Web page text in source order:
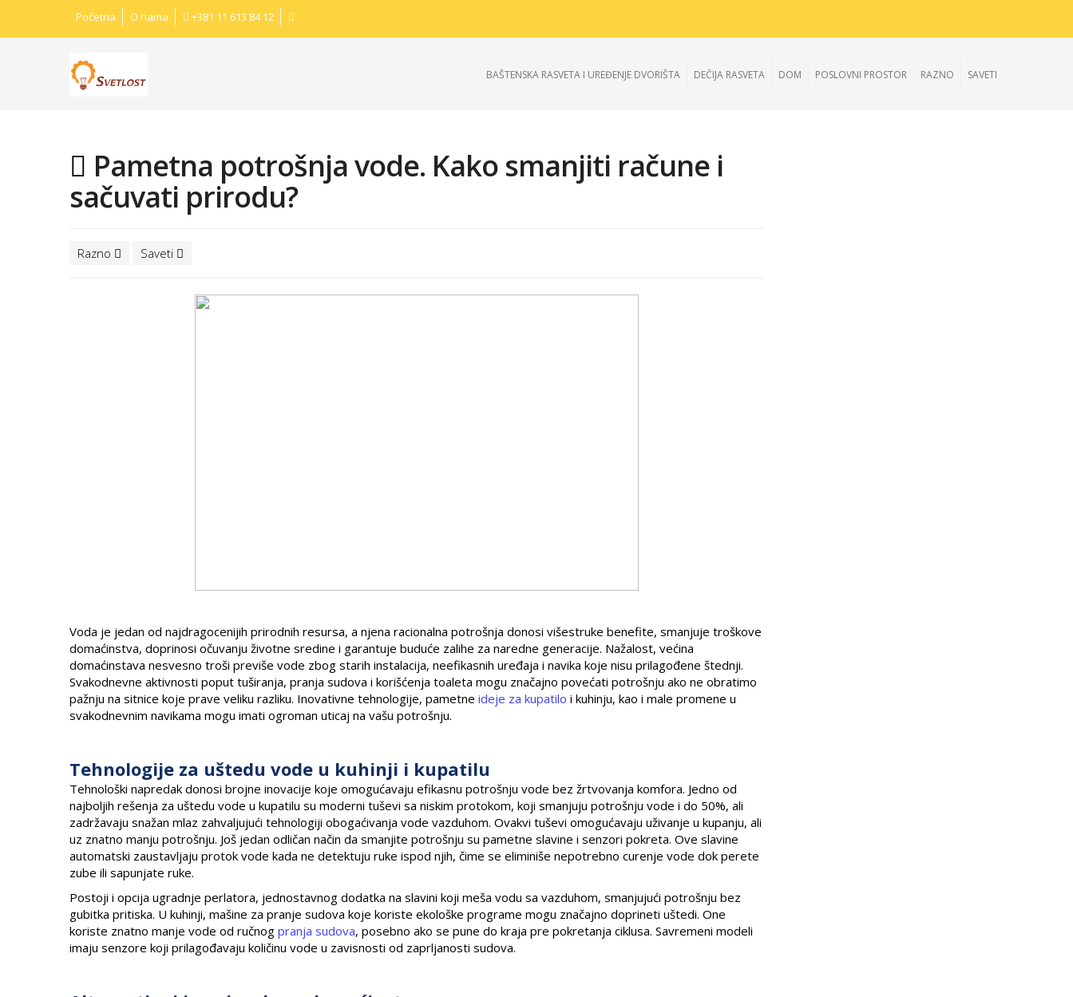
Početna O nama +381 11 613 84 12
BAŠTENSKA RASVETA I UREĐENJE DVORIŠTA DEČIJA RASVETA DOM POSLOVNI PROSTOR RAZNO SAVETI
Pametna potrošnja vode. Kako smanjiti račune i
sačuvati prirodu?
Razno Saveti
Voda je jedan od najdragocenijih prirodnih resursa, a njena racionalna potrošnja donosi višestruke benefite, smanjuje troškove
domaćinstva, doprinosi očuvanju životne sredine i garantuje buduće zalihe za naredne generacije. Nažalost, većina
domaćinstava nesvesno troši previše vode zbog starih instalacija, neefikasnih uređaja i navika koje nisu prilagođene štednji.
Svakodnevne aktivnosti poput tuširanja, pranja sudova i korišćenja toaleta mogu značajno povećati potrošnju ako ne obratimo
pažnju na sitnice koje prave veliku razliku. Inovativne tehnologije, pametne ideje za kupatilo i kuhinju, kao i male promene u
svakodnevnim navikama mogu imati ogroman uticaj na vašu potrošnju.
Tehnologije za uštedu vode u kuhinji i kupatilu
Tehnološki napredak donosi brojne inovacije koje omogućavaju efikasnu potrošnju vode bez žrtvovanja komfora. Jedno od
najboljih rešenja za uštedu vode u kupatilu su moderni tuševi sa niskim protokom, koji smanjuju potrošnju vode i do 50%, ali
zadržavaju snažan mlaz zahvaljujući tehnologiji obogaćivanja vode vazduhom. Ovakvi tuševi omogućavaju uživanje u kupanju, ali
uz znatno manju potrošnju. Još jedan odličan način da smanjite potrošnju su pametne slavine i senzori pokreta. Ove slavine
automatski zaustavljaju protok vode kada ne detektuju ruke ispod njih, čime se eliminiše nepotrebno curenje vode dok perete
zube ili sapunjate ruke.
Postoji i opcija ugradnje perlatora, jednostavnog dodatka na slavini koji meša vodu sa vazduhom, smanjujući potrošnju bez
gubitka pritiska. U kuhinji, mašine za pranje sudova koje koriste ekološke programe mogu značajno doprineti uštedi. One
koriste znatno manje vode od ručnog pranja sudova, posebno ako se pune do kraja pre pokretanja ciklusa. Savremeni modeli
imaju senzore koji prilagođavaju količinu vode u zavisnosti od zaprljanosti sudova.